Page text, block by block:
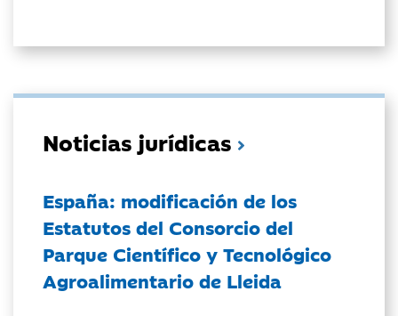
Noticias jurídicas
España: modificación de los
Estatutos del Consorcio del
Parque Científico y Tecnológico
Agroalimentario de Lleida